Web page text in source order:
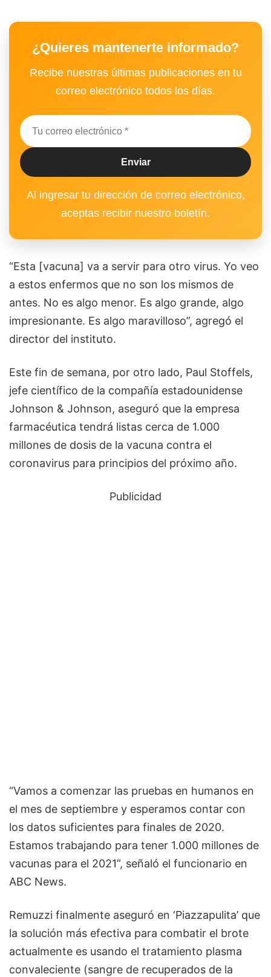
¿Quieres mantenerte informado?
Recibe nuestras últimas publicaciones en tu
correo electrónico todos los días.
Al ingresar tu dirección de correo electrónico,
aceptas recibir nuestro boletín.
“Esta [vacuna] va a servir para otro virus. Yo veo
a estos enfermos que no son los mismos de
antes. No es algo menor. Es algo grande, algo
impresionante. Es algo maravilloso”, agregó el
director del instituto.
Este fin de semana, por otro lado, Paul Stoffels,
jefe científico de la compañía estadounidense
Johnson & Johnson, aseguró que la empresa
farmacéutica tendrá listas cerca de 1.000
millones de dosis de la vacuna contra el
coronavirus para principios del próximo año.
Publicidad
“Vamos a comenzar las pruebas en humanos en
el mes de septiembre y esperamos contar con
los datos suficientes para finales de 2020.
Estamos trabajando para tener 1.000 millones de
vacunas para el 2021”, señaló el funcionario en
ABC News.
Remuzzi finalmente aseguró en ‘Piazzapulita’ que
la solución más efectiva para combatir el brote
actualmente es usando el tratamiento plasma
convaleciente (sangre de recuperados de la